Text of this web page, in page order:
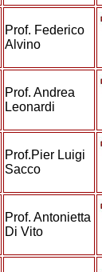
Prof. Federico
Alvino
Prof. Andrea
Leonardi
Prof.Pier Luigi
Sacco
Prof. Antonietta
Di Vito